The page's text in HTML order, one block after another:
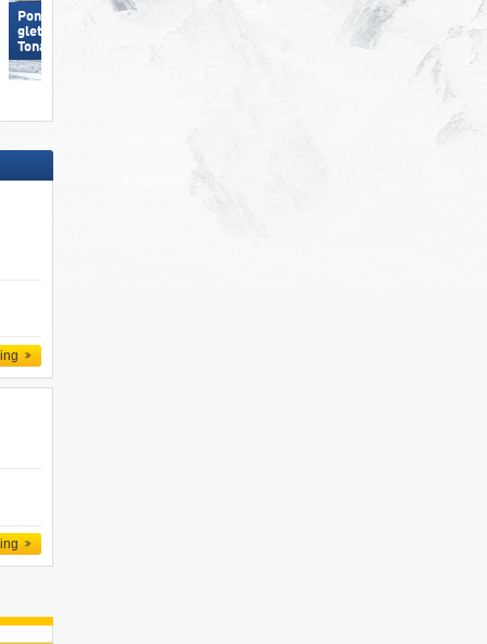
Ponte di Legno/​​Tonale/​​Presena-
gletsjer/​​Temù (Pontedilegno-
Tonale)
Ponte di Legno/​​Tonale/​​
gletsjer/​​Temù (Pontedilegno-